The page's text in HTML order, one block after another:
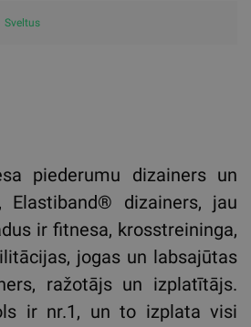
Sveltus
piederumu dizainers un
Elastiband®️ dizainers, jau
ir fitnesa, krosstreininga,
jogas un labsajūtas
ražotājs un izplatītājs.
ir nr.1, un to izplata visi